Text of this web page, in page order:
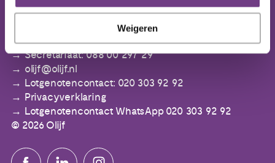
Weigeren
IBAN: NL64 ABNA 0553 3394 00
Secretariaat: 088 00 297 29
olijf@olijf.nl
Lotgenotencontact: 020 303 92 92
Privacyverklaring
Lotgenotencontact WhatsApp 020 303 92 92
© 2026 Olijf